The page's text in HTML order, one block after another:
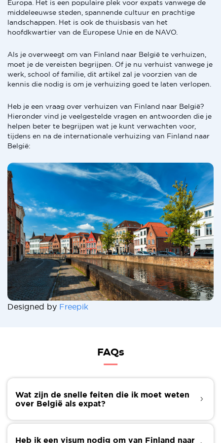
Europa. Het is een populaire plek voor expats vanwege de
middeleeuwse steden, spannende cultuur en prachtige
landschappen. Het is ook de thuisbasis van het
hoofdkwartier van de Europese Unie en de NAVO.
Als je overweegt om van Finland naar België te verhuizen,
moet je de vereisten begrijpen. Of je nu verhuist vanwege je
werk, school of familie, dit artikel zal je voorzien van de
kennis die nodig is om je verhuizing goed te laten verlopen.
Heb je een vraag over verhuizen van Finland naar België?
Hieronder vind je veelgestelde vragen en antwoorden die je
helpen beter te begrijpen wat je kunt verwachten voor,
tijdens en na de internationale verhuizing van Finland naar
België:
Designed by Freepik
FAQs
Wat zijn de snelle feiten die ik moet weten
over België als expat?
Hier zijn enkele snelle feiten die je een idee geven
Heb ik een visum nodig om van Finland naar